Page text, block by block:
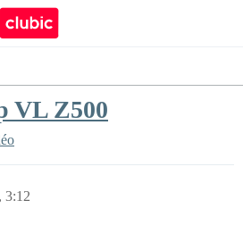
VL Z500
3:12